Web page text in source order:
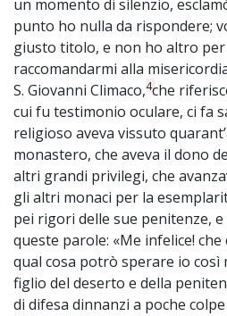
un momento di silenzio,
punto ho nulla da rispondere;
giusto titolo, e non ho altro per
raccomandarmi alla
S. Giovanni Climaco,4che
cui fu testimonio oculare, ci fa
religioso aveva vissuto
monastero, che aveva il dono
altri grandi privilegi, che
gli altri monaci per la
pei rigori delle sue penitenze, e
queste parole: «Me infelice!
qual cosa potrò sperare io così
figlio del deserto e della
di difesa dinnanzi a poche